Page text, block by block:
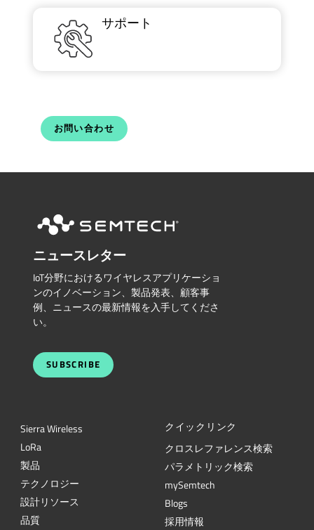
サポート
お問い合わせ
ニュースレター
IoT分野におけるワイヤレスアプリケーショ
ンのイノベーション、製品発表、顧客事
例、ニュースの最新情報を入手してくださ
い。
SUBSCRIBE
Sierra Wireless
LoRa
製品
テクノロジー
設計リソース
品質
クイックリンク
クロスレファレンス検索
パラメトリック検索
mySemtech
Blogs
採用情報